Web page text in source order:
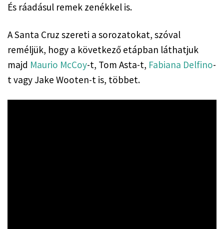
És ráadásul remek zenékkel is.
A Santa Cruz szereti a sorozatokat, szóval
reméljük, hogy a következő etápban láthatjuk
majd Maurio McCoy-t, Tom Asta-t, Fabiana Delfino-
t vagy Jake Wooten-t is, többet.